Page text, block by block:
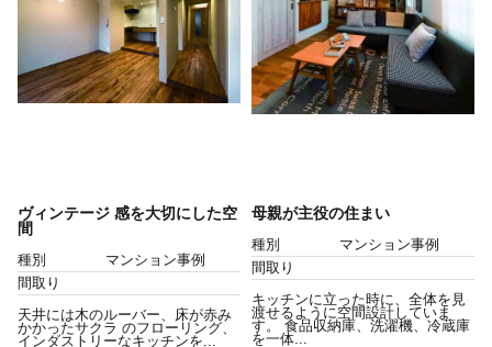
ヴィンテージ 感を大切にした空
間
種別
マンション事例
間取り
天井には木のルーバー、床が赤み
かかったサクラ のフローリング、
インダストリーなキッチンを...
母親が主役の住まい
種別
マンション事例
間取り
キッチンに立った時に、全体を見
渡せるように空間設計していま
す。 食品収納庫、洗濯機、冷蔵庫
を一体...